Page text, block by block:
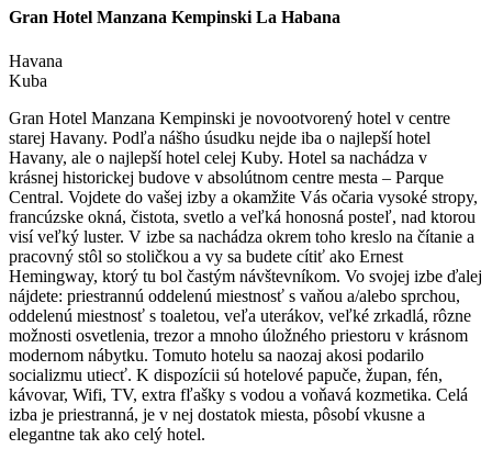
Gran Hotel Manzana Kempinski La Habana
Havana
Kuba
Gran Hotel Manzana Kempinski je novootvorený hotel v centre
starej Havany. Podľa nášho úsudku nejde iba o najlepší hotel
Havany, ale o najlepší hotel celej Kuby. Hotel sa nachádza v
krásnej historickej budove v absolútnom centre mesta – Parque
Central. Vojdete do vašej izby a okamžite Vás očaria vysoké stropy,
francúzske okná, čistota, svetlo a veľká honosná posteľ, nad ktorou
visí veľký luster. V izbe sa nachádza okrem toho kreslo na čítanie a
pracovný stôl so stoličkou a vy sa budete cítiť ako Ernest
Hemingway, ktorý tu bol častým návštevníkom. Vo svojej izbe ďalej
nájdete: priestrannú oddelenú miestnosť s vaňou a/alebo sprchou,
oddelenú miestnosť s toaletou, veľa uterákov, veľké zrkadlá, rôzne
možnosti osvetlenia, trezor a mnoho úložného priestoru v krásnom
modernom nábytku. Tomuto hotelu sa naozaj akosi podarilo
socializmu utiecť. K dispozícii sú hotelové papuče, župan, fén,
kávovar, Wifi, TV, extra fľašky s vodou a voňavá kozmetika. Celá
izba je priestranná, je v nej dostatok miesta, pôsobí vkusne a
elegantne tak ako celý hotel.